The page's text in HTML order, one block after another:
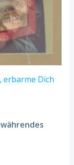
erbarme Dich